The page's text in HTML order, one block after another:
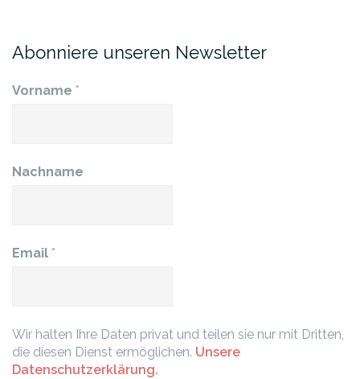
Abonniere unseren Newsletter
Vorname *
Nachname
Email *
Wir halten Ihre Daten privat und teilen sie nur mit Dritten,
die diesen Dienst ermöglichen. Unsere
Datenschutzerklärung.